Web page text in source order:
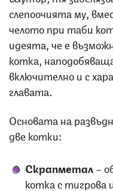
слепоочията му,
челото при таби
идеята, че е
котка,
включително и с
главата.
Основата на
две котки:
Скрапметал–
котка с тигрова